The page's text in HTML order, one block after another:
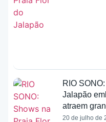
RIO
Jalapão
atraem
20 de julho de